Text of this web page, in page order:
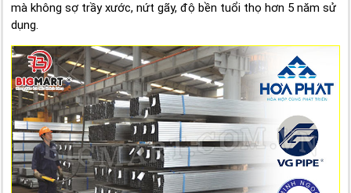
mà không sợ trầy xước, nứt gãy, độ bền tuổi thọ hơn 5 năm sử
dụng.